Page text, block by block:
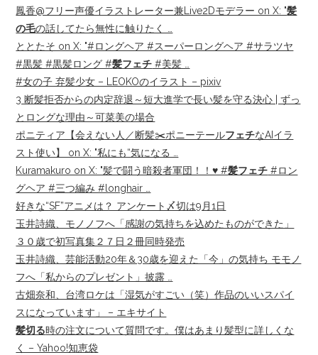
鳳香@フリー声優イラストレーター兼Live2Dモデラー on X: "髪
の毛の話してたら無性に触りたく …
ととたそ on X: "#ロングヘア #スーパーロングヘア #サラツヤ
#黒髪 #黒髪ロング #髪フェチ #美髪 …
#女の子 弃髪少女 – LEOKOのイラスト – pixiv
3 断髪拒否からの内定辞退～短大進学で長い髪を守る決心 | ずっ
とロングな理由～可菜美の場合
ポニティア【会えない人／断髪✂️ポニーテールフェチなAIイラ
スト使い】 on X: "私にも“気になる …
Kuramakuro on X: "髪で闘う暗殺者軍団！！♥️ #髪フェチ #ロン
グヘア #三つ編み #longhair …
好きな“SF”アニメは？ アンケート〆切は9月1日
玉井詩織、モノノフへ「感謝の気持ちを込めたものができた」
３０歳で初写真集２７日２冊同時発売
玉井詩織、芸能活動20年＆30歳を迎えた「今」の気持ち モモノ
フへ「私からのプレゼント」披露 …
古畑奈和、台湾ロケは「湿気がすごい（笑）作品のいいスパイ
スになっています」 – エキサイト
髪切る時の注文について質問です。僕はあまり髪型に詳しくな
く – Yahoo!知恵袋